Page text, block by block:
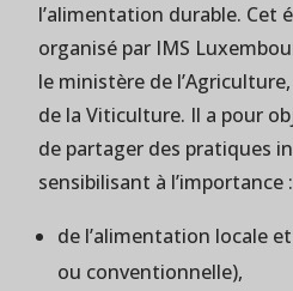
l’alimentation durable. Cet
organisé par IMS
le ministère de
de la Viticulture. Il a pour
de partager des pratiques
sensibilisant à l’importance :
de l’alimentation locale
ou conventionnelle),